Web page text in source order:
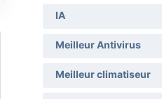
IA
Meilleur Antivirus
Meilleur climatiseur